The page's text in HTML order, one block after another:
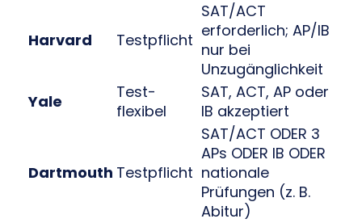
Harvard Testpflicht
SAT/ACT
erforderlich; AP/IB
nur bei
Unzugänglichkeit
Yale
Test-
flexibel
SAT, ACT, AP oder
IB akzeptiert
Dartmouth Testpflicht
SAT/ACT ODER 3
APs ODER IB ODER
nationale
Prüfungen (z. B.
Abitur)